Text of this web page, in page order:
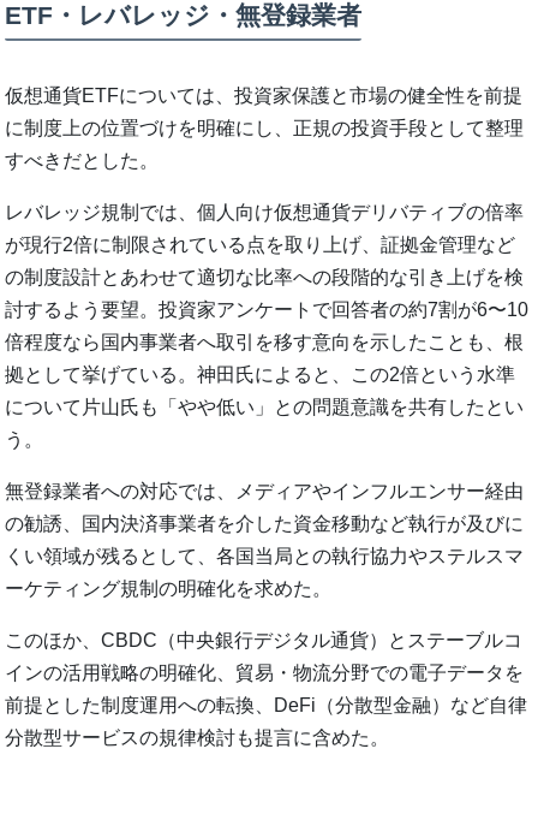
ETF・レバレッジ・無登録業者
仮想通貨ETFについては、投資家保護と市場の健全性を前提
に制度上の位置づけを明確にし、正規の投資手段として整理
すべきだとした。
レバレッジ規制では、個人向け仮想通貨デリバティブの倍率
が現行2倍に制限されている点を取り上げ、証拠金管理など
の制度設計とあわせて適切な比率への段階的な引き上げを検
討するよう要望。投資家アンケートで回答者の約7割が6〜10
倍程度なら国内事業者へ取引を移す意向を示したことも、根
拠として挙げている。神田氏によると、この2倍という水準
について片山氏も「やや低い」との問題意識を共有したとい
う。
無登録業者への対応では、メディアやインフルエンサー経由
の勧誘、国内決済事業者を介した資金移動など執行が及びに
くい領域が残るとして、各国当局との執行協力やステルスマ
ーケティング規制の明確化を求めた。
このほか、CBDC（中央銀行デジタル通貨）とステーブルコ
インの活用戦略の明確化、貿易・物流分野での電子データを
前提とした制度運用への転換、DeFi（分散型金融）など自律
分散型サービスの規律検討も提言に含めた。